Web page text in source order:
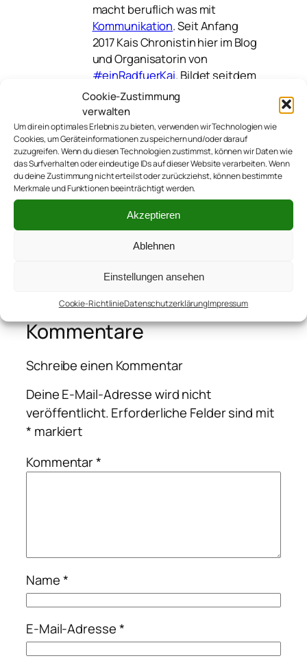
Cookie-Zustimmung
verwalten
Um dir ein optimales Erlebnis zu bieten, verwenden wir Technologien wie
Cookies, um Geräteinformationen zu speichern und/oder darauf
zuzugreifen. Wenn du diesen Technologien zustimmst, können wir Daten wie
das Surfverhalten oder eindeutige IDs auf dieser Website verarbeiten. Wenn
du deine Zustimmung nicht erteilst oder zurückziehst, können bestimmte
Merkmale und Funktionen beeinträchtigt werden.
Akzeptieren
Ablehnen
Einstellungen ansehen
Cookie-RichtlinieDatenschutzerklärungImpressum
macht beruflich was mit
Kommunikation. Seit Anfang
2017 Kais Chronistin hier im Blog
und Organisatorin von
#einRadfuerKai. Bildet seitdem
mit Kai und ihrem Mann Thomas
#teamsutsche. Schreibt sonst
nochauf verschiedenen
anderen Blogs.
Kommentare
Schreibe einen Kommentar
Deine E-Mail-Adresse wird nicht
veröffentlicht.Erforderliche Felder sind mit
* markiert
Kommentar*
Name*
E-Mail-Adresse*